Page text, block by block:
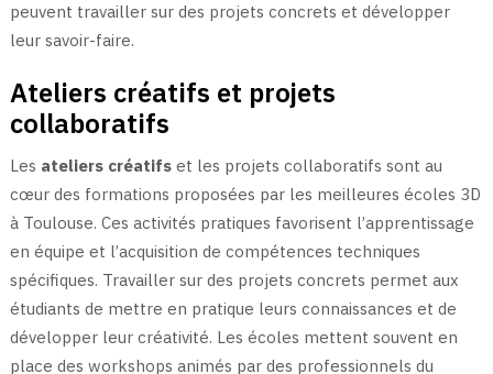
peuvent travailler sur des projets concrets et développer
leur savoir-faire.
Ateliers créatifs et projets
collaboratifs
Les ateliers créatifset les projets collaboratifs sont au
cœur des formations proposées par les meilleures écoles 3D
à Toulouse. Ces activités pratiques favorisent l’apprentissage
en équipe et l’acquisition de compétences techniques
spécifiques. Travailler sur des projets concrets permet aux
étudiants de mettre en pratique leurs connaissances et de
développer leur créativité. Les écoles mettent souvent en
place des workshops animés par des professionnels du